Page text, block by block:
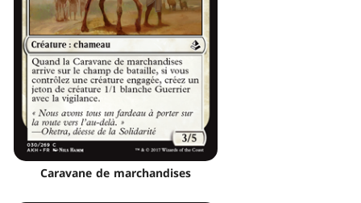
Caravane de marchandises